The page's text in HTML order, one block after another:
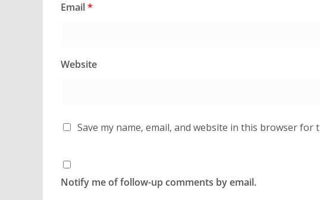
Email*
Website
Save my name, email, and website in this browser for
Notify me of follow-up comments by email.